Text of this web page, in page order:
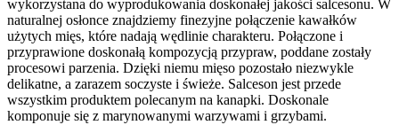
wykorzystana do wyprodukowania doskonałej jakości salcesonu. W
naturalnej osłonce znajdziemy finezyjne połączenie kawałków
użytych mięs, które nadają wędlinie charakteru. Połączone i
przyprawione doskonałą kompozycją przypraw, poddane zostały
procesowi parzenia. Dzięki niemu mięso pozostało niezwykle
delikatne, a zarazem soczyste i świeże. Salceson jest przede
wszystkim produktem polecanym na kanapki. Doskonale
komponuje się z marynowanymi warzywami i grzybami.